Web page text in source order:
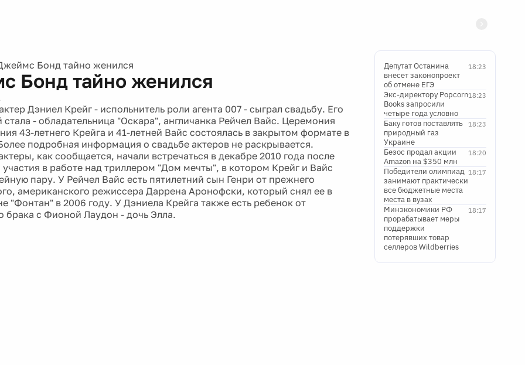
Бонд тайно женился
Бонд тайно женился
Дэниел Крейг - испольнитель роли агента 007 - сыграл свадьбу. Его
стала - обладательница "Оскара", англичанка Рейчел Вайс. Церемония
43-летнего Крейга и 41-летней Вайс состоялась в закрытом формате в
подробная информация о свадьбе актеров не раскрывается.
как сообщается, начали встречаться в декабре 2010 года после
участия в работе над триллером "Дом мечты", в котором Крейг и Вайс
пару. У Рейчел Вайс есть пятилетний сын Генри от прежнего
американского режиссера Даррена Аронофски, который снял ее в
"Фонтан" в 2006 году. У Дэниела Крейга также есть ребенок от
брака с Фионой Лаудон - дочь Элла.
18:23
Депутат Останина
внесет законопроект
об отмене ЕГЭ
18:23
Экс-директору Popcorn
Books запросили
четыре года условно
18:23
Баку готов поставлять
природный газ
Украине
18:20
Безос продал акции
Amazon на $350 млн
18:17
Победители олимпиад
занимают практически
все бюджетные места
места в вузах
18:17
Минэкономики РФ
прорабатывает меры
поддержки
потерявших товар
селлеров Wildberries